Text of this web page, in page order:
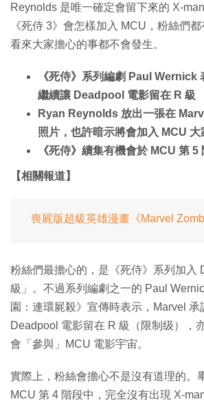
Reynolds 是唯一確定會留下來的 X-
《死侍 3》會怎樣加入 MCU，粉絲們
看來大家擔心的事都不會發生。
《死侍》系列編劇 Paul Wernick
繼續讓 Deadpool 電影留在 R 級
Ryan Reynolds 放出一張在
照片，也許暗示將會加入 MCU 大
《死侍》續集有機會於 MCU 第 5
【相關報道】
喪屍版超級英雄漫畫《Marvel
粉絲們最擔心的，是《死侍》系列加入
級」。不過系列編劇之一的 Paul
園：連環屍殺》宣傳時表示，Marvel 承
Deadpool 電影留在 R 級（限制级），
會「參與」MCU 電影宇宙。
實際上，粉絲會擔心不是沒有道理的。
MCU 第 4 階段中，完全沒有出現 X-